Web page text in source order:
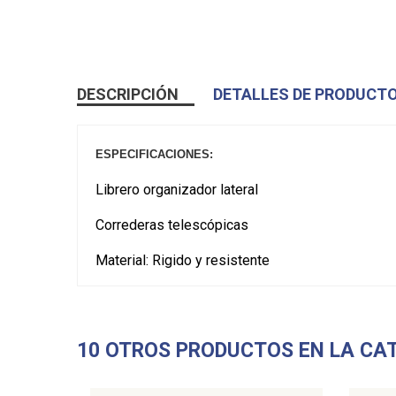
DESCRIPCIÓN DETALLES DE
ESPECIFICACIONES:
Librero organizador lateral
Correderas telescópicas
Material: Rigido y resistente
10 OTROS PRODUCTOS EN LA